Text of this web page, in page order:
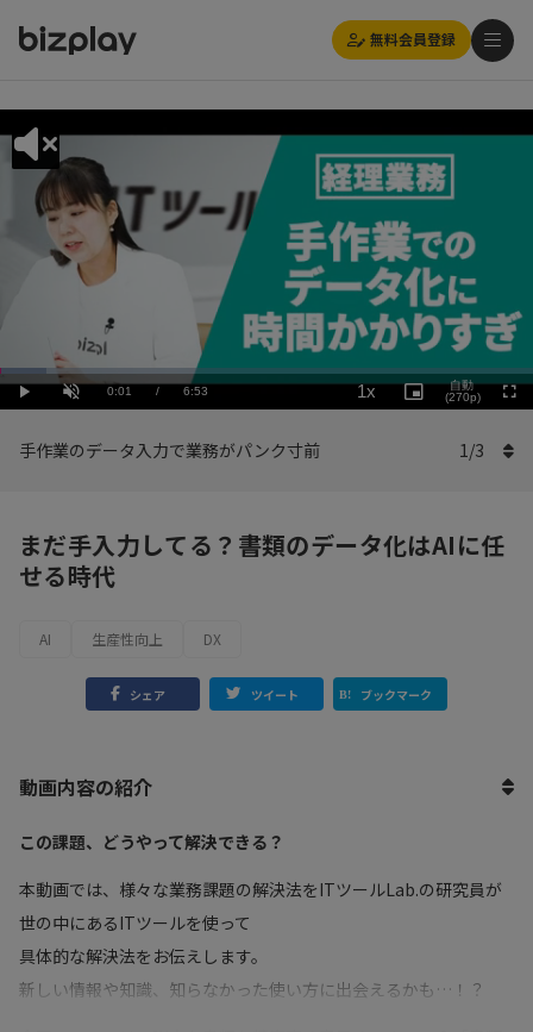
無料会員登録
Play UnmuteCurrent
0:01 / Duration
6:53
Loaded:
8.73%
1x
Rate
Picture-
in-
自動
(270p)
手作業のデータ入力で業務がパンク寸前 1/3
まだ手入力してる？書類のデータ化はAIに任
せる時代
AI 生産性向上 DX
シェア ツイート ブックマーク
動画内容の紹介
この課題、どうやって解決できる？
本動画では、様々な業務課題の解決法をITツールLab.の研究員が
世の中にあるITツールを使って
具体的な解決法をお伝えします。
新しい情報や知識、知らなかった使い方に出会えるかも…！？